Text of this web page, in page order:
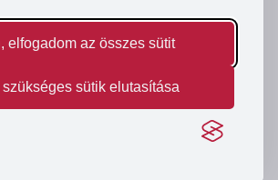
elfogadom az összes sütit
szükséges sütik elutasítása